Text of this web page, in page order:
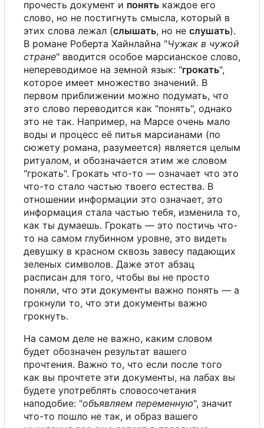
прочесть документ и понять каждое его
слово, но не постигнуть смысла, который в
этих слова лежал (слышать, но не слушать).
В романе Роберта Хайнлайна "Чужак в чужой
стране" вводится особое марсианское слово,
непереводимое на земной язык: "грокать",
которое имеет множество значений. В
первом приближении можно подумать, что
это слово переводится как "понять", однако
это не так. Например, на Марсе очень мало
воды и процесс её питья марсианами (по
сюжету романа, разумеется) является целым
ритуалом, и обозначается этим же словом
"грокать". Грокать что-то — означает что это
что-то стало частью твоего естества. В
отношении информации это означает, это
информация стала частью тебя, изменила то,
как ты думаешь. Грокать — это постичь что-
то на самом глубинном уровне, это видеть
девушку в красном сквозь завесу падающих
зеленых символов. Даже этот абзац
расписан для того, чтобы вы не просто
поняли, что эти документы важно понять — а
грокнули то, что эти документы важно
грокнуть.
На самом деле не важно, каким словом
будет обозначен результат вашего
прочтения. Важно то, что если после того
как вы прочтете эти документы, на лабах вы
будете употреблять словосочетания
наподобие: "объявляем переменную", значит
что-то пошло не так, и образ вашего